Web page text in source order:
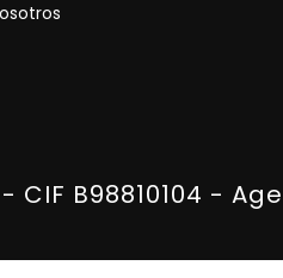
B98810104 -